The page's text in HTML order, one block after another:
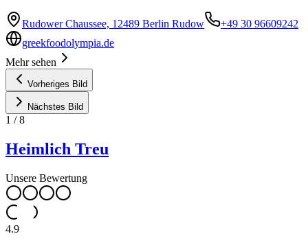
Rudower Chaussee, 12489 Berlin Rudow
+49 30 96609242
greekfoodolympia.de
Mehr sehen
Vorheriges Bild
Nächstes Bild
1 /8
Heimlich Treu
Unsere Bewertung
4.9